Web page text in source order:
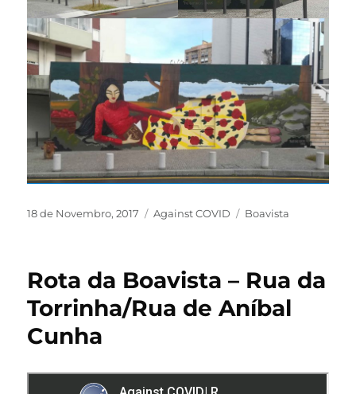
18 de Novembro, 2017 Against COVID Boavista
Rota da Boavista – Rua da
Torrinha/Rua de Aníbal
Cunha